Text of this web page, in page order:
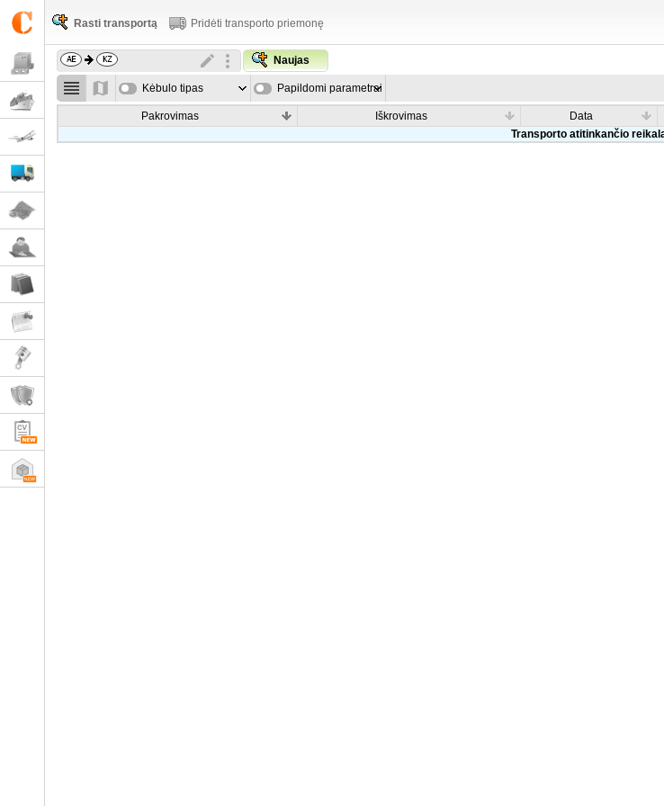
Rasti transportą Pridėti transporto priemonę
Naujas
Kėbulo tipas Papildomi parametrai
Pakrovimas Iškrovimas Data
Transporto atitinkančio